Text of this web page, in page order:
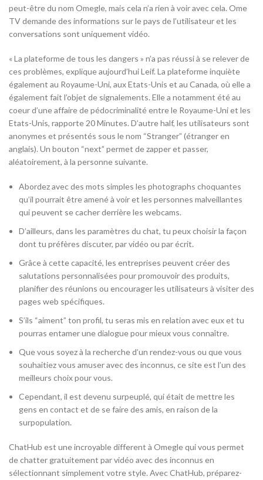
peut-être du nom Omegle, mais cela n’a rien à voir avec cela. Ome
TV demande des informations sur le pays de l’utilisateur et les
conversations sont uniquement vidéo.
« La plateforme de tous les dangers » n’a pas réussi à se relever de
ces problèmes, explique aujourd’hui Leif. La plateforme inquiète
également au Royaume-Uni, aux Etats-Unis et au Canada, où elle a
également fait l’objet de signalements. Elle a notamment été au
coeur d’une affaire de pédocriminalité entre le Royaume-Uni et les
Etats-Unis, rapporte 20 Minutes. D’autre half, les utilisateurs sont
anonymes et présentés sous le nom “Stranger” (étranger en
anglais). Un bouton “next” permet de zapper et passer,
aléatoirement, à la personne suivante.
Abordez avec des mots simples les photographs choquantes
qu’il pourrait être amené à voir et les personnes malveillantes
qui peuvent se cacher derrière les webcams.
D’ailleurs, dans les paramètres du chat, tu peux choisir la façon
dont tu préfères discuter, par vidéo ou par écrit.
Grâce à cette capacité, les entreprises peuvent créer des
salutations personnalisées pour promouvoir des produits,
planifier des réunions ou encourager les utilisateurs à visiter des
pages web spécifiques.
S’ils “aiment” ton profil, tu seras mis en relation avec eux et tu
pourras entamer une dialogue pour mieux vous connaître.
Que vous soyez à la recherche d’un rendez-vous ou que vous
souhaitiez vous amuser avec des inconnus, ce site est l’un des
meilleurs choix pour vous.
Cependant, il est devenu surpeuplé, qui était de mettre les
gens en contact et de se faire des amis, en raison de la
surpopulation.
ChatHub est une incroyable different à Omegle qui vous permet
de chatter gratuitement par vidéo avec des inconnus en
sélectionnant simplement votre style. Avec ChatHub, préparez-